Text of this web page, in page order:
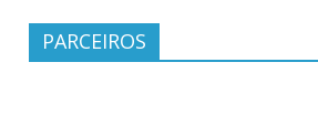
PARCEIROS